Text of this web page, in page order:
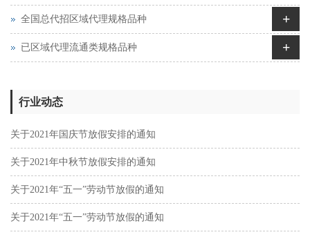
全国总代招区域代理规格品种 +
已区域代理流通类规格品种 +
行业动态
关于2021年国庆节放假安排的通知
关于2021年中秋节放假安排的通知
关于2021年“五一”劳动节放假的通知
关于2021年“五一”劳动节放假的通知